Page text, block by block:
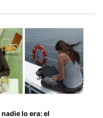
lo era: el